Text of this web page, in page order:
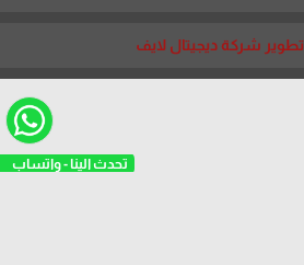
تحدث الينا - واتساب
شركة ديجيتال لايف